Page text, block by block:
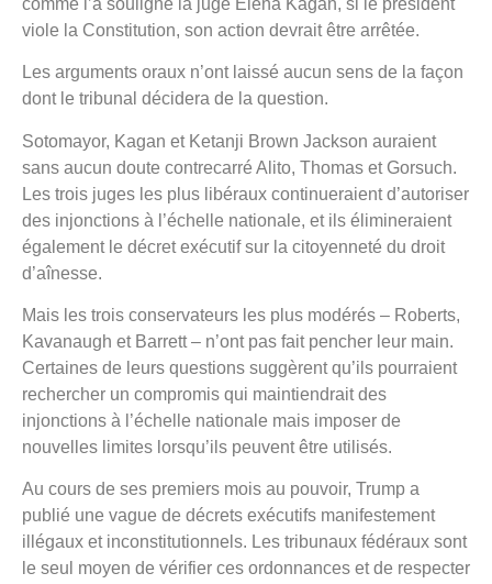
comme l’a souligné la juge Elena Kagan, si le président
viole la Constitution, son action devrait être arrêtée.
Les arguments oraux n’ont laissé aucun sens de la façon
dont le tribunal décidera de la question.
Sotomayor, Kagan et Ketanji Brown Jackson auraient
sans aucun doute contrecarré Alito, Thomas et Gorsuch.
Les trois juges les plus libéraux continueraient d’autoriser
des injonctions à l’échelle nationale, et ils élimineraient
également le décret exécutif sur la citoyenneté du droit
d’aînesse.
Mais les trois conservateurs les plus modérés – Roberts,
Kavanaugh et Barrett – n’ont pas fait pencher leur main.
Certaines de leurs questions suggèrent qu’ils pourraient
rechercher un compromis qui maintiendrait des
injonctions à l’échelle nationale mais imposer de
nouvelles limites lorsqu’ils peuvent être utilisés.
Au cours de ses premiers mois au pouvoir, Trump a
publié une vague de décrets exécutifs manifestement
illégaux et inconstitutionnels. Les tribunaux fédéraux sont
le seul moyen de vérifier ces ordonnances et de respecter